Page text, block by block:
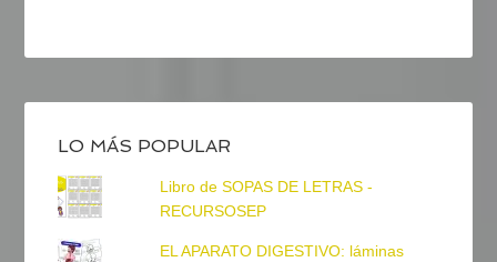
LO MÁS POPULAR
Libro de SOPAS DE LETRAS -
RECURSOSEP
EL APARATO DIGESTIVO: láminas